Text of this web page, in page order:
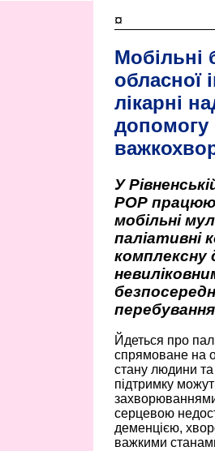
¤
Мобільні
обласної
лікарні
допомогу
У
РОР
мобільні
паліативні
комплексну
Йдеться про
спрямоване на
стану людини та
підтримку
захворюваннями,
серцевою
деменцією,
важкими